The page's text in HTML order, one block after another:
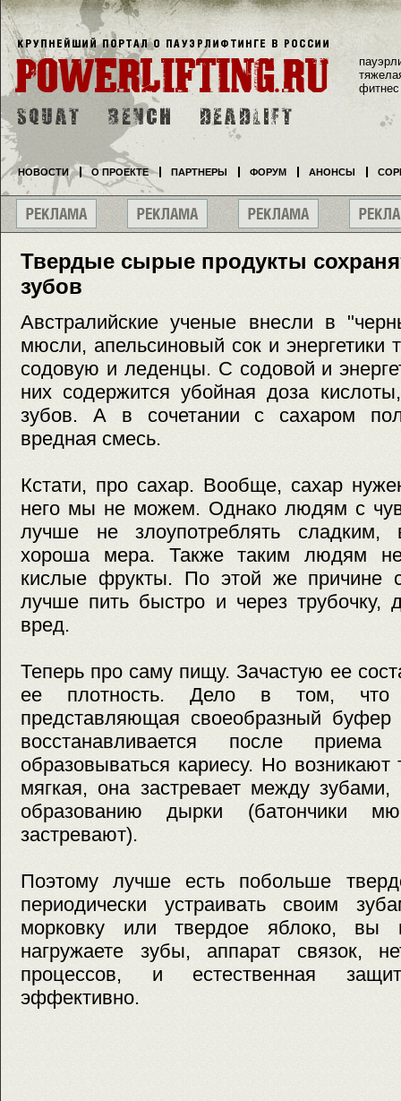
Твердые сырые продукты
зубов
Австралийские ученые внесли в
мюсли, апельсиновый сок и энергетики
содовую и леденцы. С содовой и
них содержится убойная доза
зубов. А в сочетании с сахаром
вредная смесь.
Кстати, про сахар. Вообще, сахар
него мы не можем. Однако людям с
лучше не злоупотреблять
хороша мера. Также таким людям не
кислые фрукты. По этой же причине
лучше пить быстро и через трубочку,
вред.
Теперь про саму пищу. Зачастую ее
ее плотность. Дело в том, что
представляющая своеобразный
восстанавливается после
образовываться кариесу. Но возникают
мягкая, она застревает между зубами,
образованию дырки (батончики
застревают).
Поэтому лучше есть побольше
периодически устраивать своим
морковку или твердое яблоко, вы
нагружаете зубы, аппарат связок,
процессов, и естественная
эффективно.
фитнес
НОВОСТИ О ПРОЕКТЕ ПАРТНЕРЫ ФОРУМ АНОНСЫ